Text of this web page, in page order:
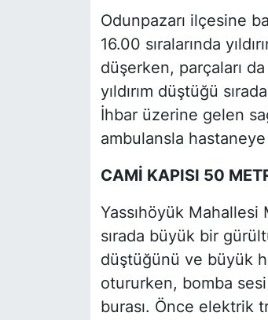
Odunpazarı ilçesine
16.00 sıralarında
düşerken, parçaları
yıldırım düştüğü
İhbar üzerine gelen
ambulansla hastaneye
CAMİ KAPISI 50
Yassıhöyük Mahallesi
sırada büyük bir
düştüğünü ve büyük
otururken, bomba
burası. Önce elektrik